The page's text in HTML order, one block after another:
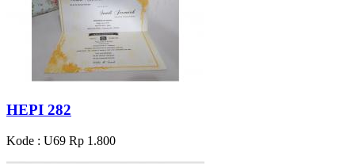
HEPI 282
Kode : U69 Rp 1.800